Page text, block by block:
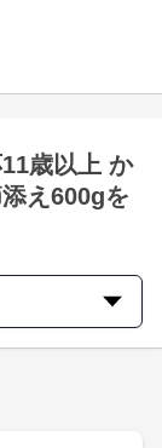
歳以上 か
え600gを